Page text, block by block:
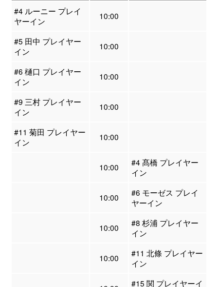
#4 ルーニー プレイ
ヤーイン
10:00
#5 田中 プレイヤー
イン
10:00
#6 樋口 プレイヤー
イン
10:00
#9 三村 プレイヤー
イン
10:00
#11 菊田 プレイヤー
イン
10:00
10:00
#4 髙橋 プレイヤー
イン
10:00
#6 モーゼス プレイ
ヤーイン
10:00
#8 杉浦 プレイヤー
イン
10:00
#11 北條 プレイヤー
イン
#15 関 プレイヤーイ